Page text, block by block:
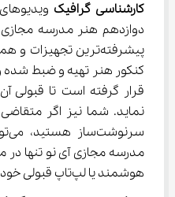
کارشناسی گرافیک
دوازدهم هنر مدرسه مجازی
پیشرفته‌ترین
کنکور هنر تهیه و ضبط شده
نماید. شما نیز اگر
مدرسه مجازی آی نو تنها در
هوشمند یا لپ‌تاپ قبولی خود را ضمانت نمایید.